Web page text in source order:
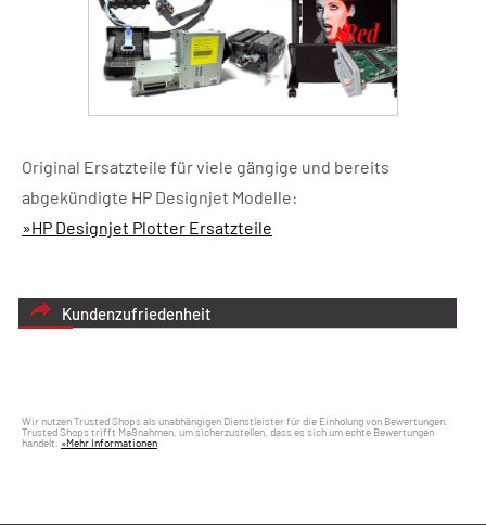
Original Ersatzteile für viele gängige und bereits
abgekündigte HP Designjet Modelle:
»HP Designjet Plotter Ersatzteile
Kundenzufriedenheit
Wir nutzen Trusted Shops als unabhängigen Dienstleister für die Einholung von Bewertungen.
Trusted Shops trifft Maßnahmen, um sicherzustellen, dass es sich um echte Bewertungen
handelt. »Mehr Informationen